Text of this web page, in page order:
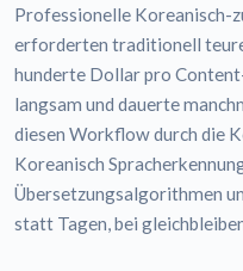
Professionelle Koreanisch-
erforderten traditionell
hunderte Dollar pro
langsam und dauerte
diesen Workflow durch die
Koreanisch
Übersetzungsalgorithmen
statt Tagen, bei